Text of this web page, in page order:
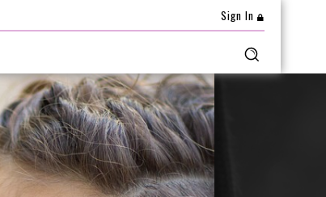
Sign In